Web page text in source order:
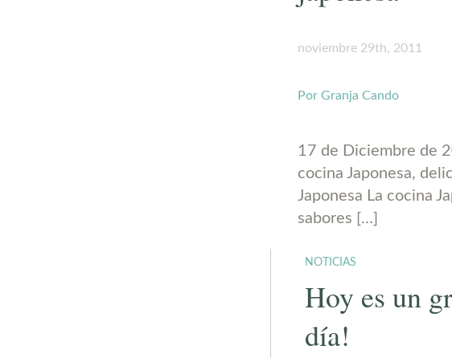
noviembre 29th, 2011
Por Granja Cando
17 de Diciembre de
cocina Japonesa,
Japonesa La cocina
sabores […]
NOTICIAS
Hoy es un
día!